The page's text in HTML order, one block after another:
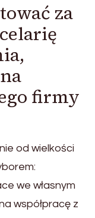
za
firmy
od wielkości
we własnym
współpracę z